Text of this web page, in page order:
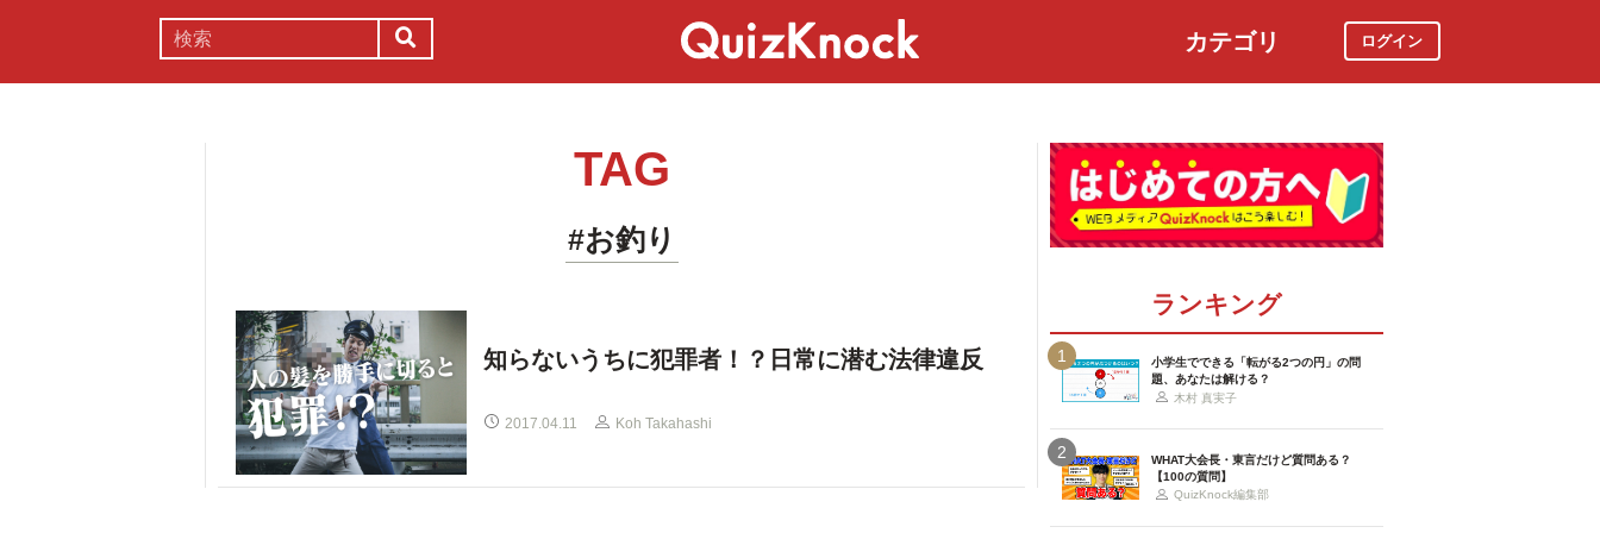
カテゴリ ログイン
TAG
#お釣り
知らないうちに犯罪者！？日常に潜む法律違反
2017.04.11 Koh Takahashi
ランキング
1
小学生でできる「転がる2つの円」の問
題、あなたは解ける？
木村 真実子
2
WHAT大会長・東言だけど質問ある？
【100の質問】
QuizKnock編集部